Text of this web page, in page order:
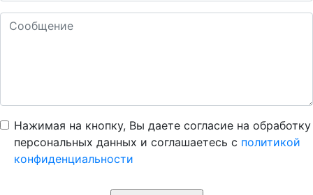
Нажимая на кнопку, Вы даете согласие на обработку
персональных данных и соглашаетесь c политикой
конфиденциальности